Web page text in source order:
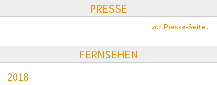
PRESSE
zur Presse-Seite...
FERNSEHEN
2018